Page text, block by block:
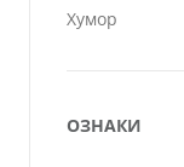
Хумор
ОЗНАКИ